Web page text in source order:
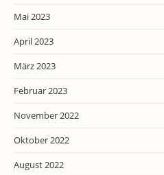
Mai 2023
April 2023
März 2023
Februar 2023
November 2022
Oktober 2022
August 2022